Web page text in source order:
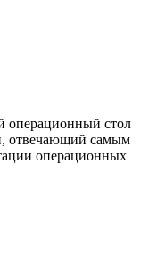
операционный стол
отвечающий самым
операционных